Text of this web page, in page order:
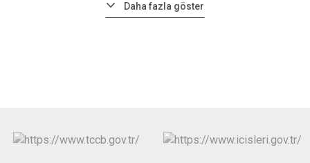
Daha fazla göster